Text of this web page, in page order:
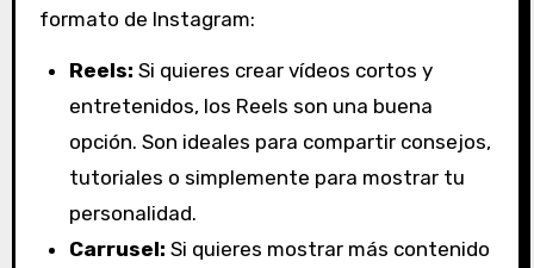
formato de Instagram:
Reels: Si quieres crear vídeos cortos y
entretenidos, los Reels son una buena
opción. Son ideales para compartir consejos,
tutoriales o simplemente para mostrar tu
personalidad.
Carrusel: Si quieres mostrar más contenido